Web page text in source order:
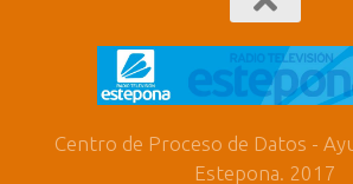
Centro de Proceso de Datos -
Estepona. 2017